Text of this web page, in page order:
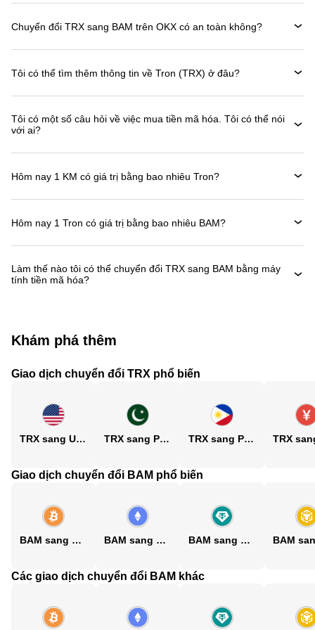
Chuyển đổi TRX sang BAM trên OKX có an toàn không?
Tôi có thể tìm thêm thông tin về Tron (TRX) ở đâu?
Tôi có một số câu hỏi về việc mua tiền mã hóa. Tôi có thể nói
với ai?
Hôm nay 1 KM có giá trị bằng bao nhiêu Tron?
Hôm nay 1 Tron có giá trị bằng bao nhiêu BAM?
Làm thế nào tôi có thể chuyển đổi TRX sang BAM bằng máy
tính tiền mã hóa?
Khám phá thêm
Giao dịch chuyển đổi TRX phổ biến
TRX sang USD TRX sang PKR TRX sang PHP
Giao dịch chuyển đổi BAM phổ biến
BAM sang BTC BAM sang ETH BAM sang USDT
Các giao dịch chuyển đổi BAM khác